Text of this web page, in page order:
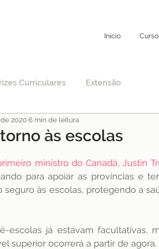
Início
Curriculares Extensão
Específica COVID-19
EAD Legislação Educação
avaliação Avaliação
às escolas
2020 6 min de leitura
ministro do Canadá, Justin
para apoiar as províncias e
às escolas, protegendo a
escolas já estavam facultativas,
superior ocorrerá a partir de agora.